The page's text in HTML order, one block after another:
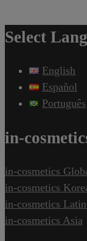
Select
English
Español
Português
in-
in-cosmetics
in-cosmetics
in-cosmetics
in-cosmetics Asia